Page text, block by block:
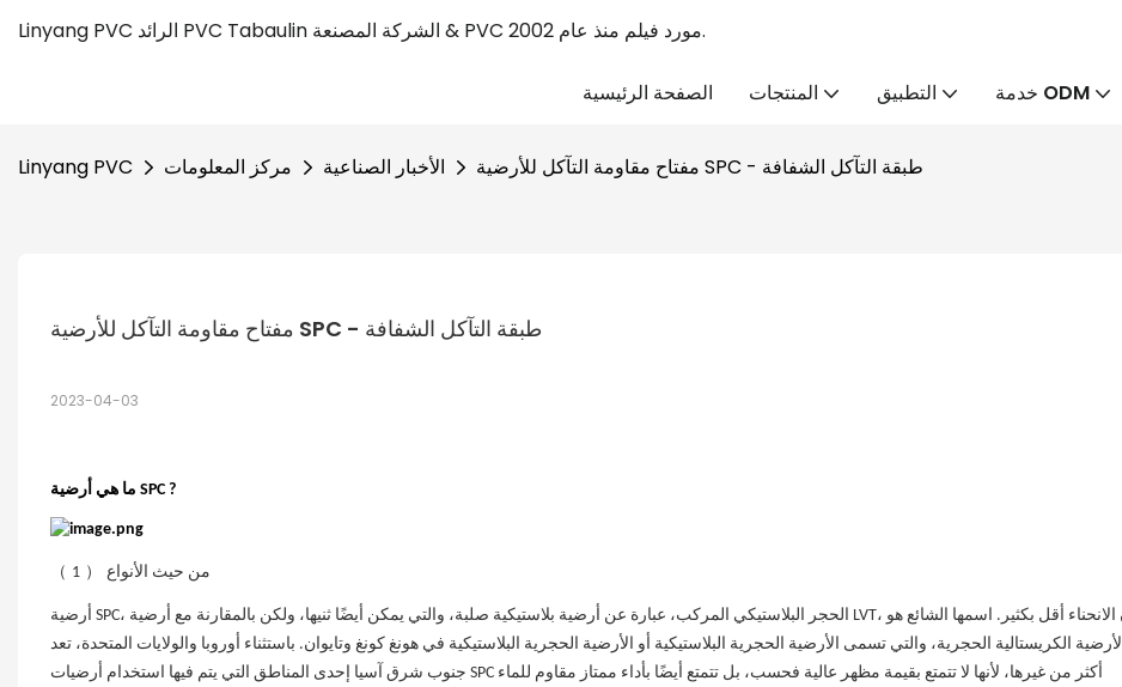
Linyang PVC الرائد PVC Tabaulin الشركة المصنعة & PVC مورد فيلم منذ عام 2002.
الصفحة الرئيسية المنتجات التطبيق خدمة ODM
Linyang PVC مركز المعلومات الأخبار الصناعية مفتاح مقاومة التآكل للأرضية SPC - طبقة التآكل الشفافة
مفتاح مقاومة التآكل للأرضية SPC - طبقة التآكل الشفافة
2023-04-03
ما هي أرضية SPC ?
（ 1 ） من حيث الأنواع
أرضية SPC، الحجر البلاستيكي المركب، عبارة عن أرضية بلاستيكية صلبة، والتي يمكن أيضًا ثنيها، ولكن بالمقارنة مع أرضية LVT، فإن الانحناء أقل بكثير. اسمها الشائع هو
الأرضية الكريستالية الحجرية، والتي تسمى الأرضية الحجرية البلاستيكية أو الأرضية الحجرية البلاستيكية في هونغ كونغ وتايوان. باستثناء أوروبا والولايات المتحدة، تعد
جنوب شرق آسيا إحدى المناطق التي يتم فيها استخدام أرضيات SPC أكثر من غيرها، لأنها لا تتمتع بقيمة مظهر عالية فحسب، بل تتمتع أيضًا بأداء ممتاز مقاوم للماء